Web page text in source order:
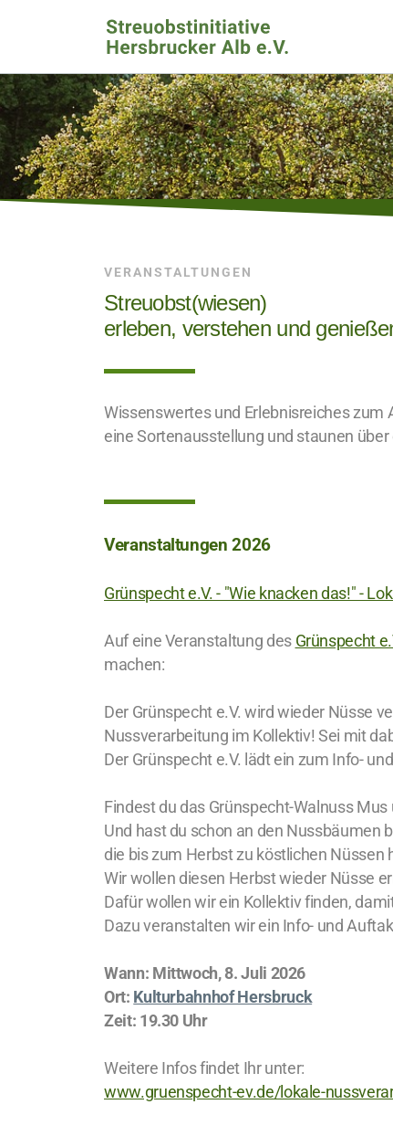
VERANSTALTUNGEN
Streuobst(wiesen)
erleben, verstehen und
Wissenswertes und Erlebnisreiches zum
eine Sortenausstellung und staunen
Veranstaltungen 2026
Grünspecht e.V. - "Wie knacken das!" -
Auf eine Veranstaltung des Grünspecht
machen:
Der Grünspecht e.V. wird wieder Nüsse
Nussverarbeitung im Kollektiv! Sei mit
Der Grünspecht e.V. lädt ein zum Info-
Findest du das Grünspecht-Walnuss
Und hast du schon an den Nussbäumen
die bis zum Herbst zu köstlichen Nüssen
Wir wollen diesen Herbst wieder Nüsse
Dafür wollen wir ein Kollektiv finden,
Dazu veranstalten wir ein Info- und
Wann: Mittwoch, 8. Juli 2026
Ort: Kulturbahnhof Hersbruck
Zeit: 19.30 Uhr
Weitere Infos findet Ihr unter:
www.gruenspecht-ev.de/lokale-